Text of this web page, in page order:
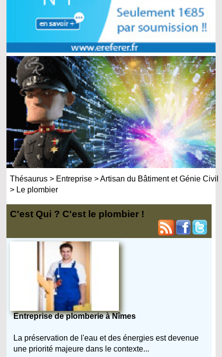
Thésaurus > Entreprise>Artisan du Bâtiment et Génie Civil
> Le plombier
C'est Qui ? C'est le plombier !
Entreprise de plomberie à Nîmes
La préservation de l'eau et des énergies est devenue
une priorité majeure dans le contexte...